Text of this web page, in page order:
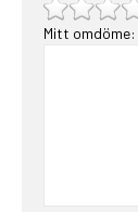
Mitt omdöme: